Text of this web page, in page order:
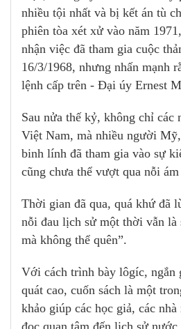
nhiều tội nhất và bị kết án tù
phiên tòa xét xử vào năm
nhận việc đã tham gia cuộc
16/3/1968, nhưng nhấn mạnh
lệnh cấp trên - Đại úy Ernest
Sau nửa thế kỷ, không chỉ các
Việt Nam, mà nhiều người
binh lính đã tham gia vào sự
cũng chưa thể vượt qua nỗi ám
Thời gian đã qua, quá khứ đã
nỗi đau lịch sử một thời vẫn là
mà không thể quên”.
Với cách trình bày lôgíc, ngắn
quát cao, cuốn sách là một
khảo giúp các học giả, các
đọc quan tâm đến lịch sử nước